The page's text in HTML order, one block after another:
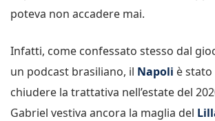
poteva non accadere mai.
Infatti, come confessato stesso dal
un podcast brasiliano, il Napoli è
chiudere la trattativa nell’estate del
Gabriel vestiva ancora la maglia del